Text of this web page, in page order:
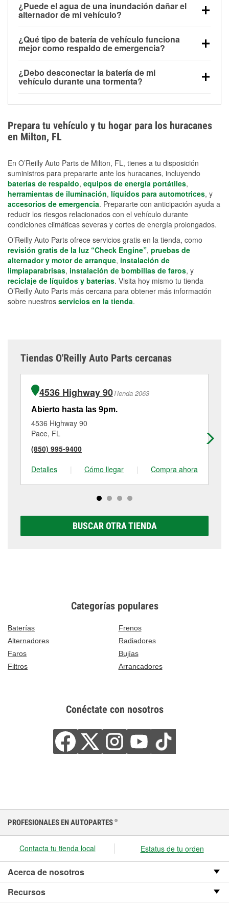
alimentar pequeños accesorios durante un tiempo
limitado, pero el uso repetido sin conducir el vehículo
contar con un equipo de carga de respaldo para
cortes prolongados.
¿Puede el agua de una inundación dañar el
alternador de mi vehículo?
parte baja del compartimento del motor y pueden
dañarse si se sumergen, lo que puede provocar una
días después de la exposición.
¿Qué tipo de batería de vehículo funciona
mejor como respaldo de emergencia?
para aplicaciones de ciclo profundo porque son
selladas, resistentes a las vibraciones y más
¿Debo desconectar la batería de mi
vehículo durante una tormenta?
los daños por inundación. Evitar el agua estancada y
preparar opciones de carga de respaldo son
medidas de protección más efectivas.
Prepara tu vehículo y tu hogar para los huracanes
en Milton, FL
En O’Reilly Auto Parts de Milton, FL, tienes a tu disposición
suministros para prepararte ante los huracanes, incluyendo
baterías de respaldo, equipos de energía portátiles,
herramientas de iluminación, líquidos para automotrices, y
accesorios de emergencia. Prepararte con anticipación ayuda a
reducir los riesgos relacionados con el vehículo durante
condiciones climáticas severas y cortes de energía prolongados.
O’Reilly Auto Parts ofrece servicios gratis en la tienda, como
revisión gratis de la luz “Check Engine”, pruebas de
alternador y motor de arranque, instalación de
limpiaparabrisas, instalación de bombillas de faros, y
reciclaje de líquidos y baterías. Visita hoy mismo tu tienda
O’Reilly Auto Parts más cercana para obtener más información
sobre nuestros servicios en la tienda.
Tiendas O'Reilly Auto Parts cercanas
4536 Highway 90Tienda 2063
Abierto hasta las 9pm.
4536 Highway 90
Pace, FL
(850) 995-9400
Detalles
| Cómo llegar | Compra ahora
BUSCAR OTRA TIENDA
Categorías populares
Baterías
Frenos
Alternadores
Radiadores
Faros
Bujías
Filtros
Arrancadores
Conéctate con nosotros
PROFESIONALES EN AUTOPARTES ®
Contacta tu tienda local Estatus de tu orden
Acerca de nosotros
Recursos